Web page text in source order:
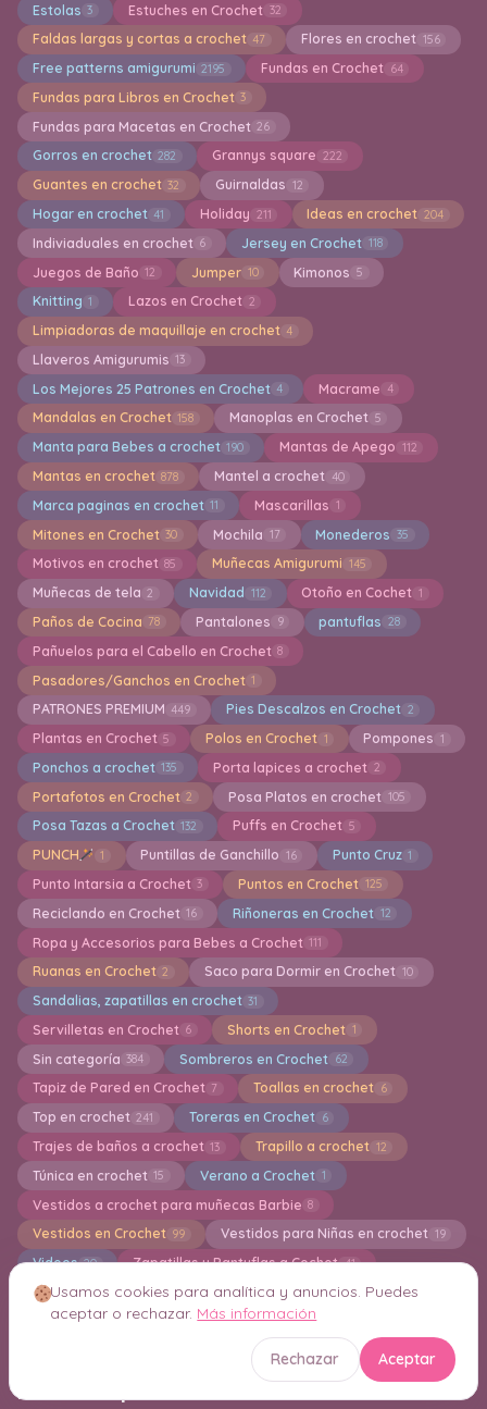
Estolas 3 Estuches en Crochet 32
Faldas largas y cortas a crochet 47 Flores en crochet 156
Free patterns amigurumi 2195 Fundas en Crochet 64
Fundas para Libros en Crochet 3
Fundas para Macetas en Crochet 26
Gorros en crochet 282 Grannys square 222
Guantes en crochet 32 Guirnaldas 12
Hogar en crochet 41 Holiday 211 Ideas en crochet 204
Indiviaduales en crochet 6 Jersey en Crochet 118
Juegos de Baño 12 Jumper 10 Kimonos 5
Knitting 1 Lazos en Crochet 2
Limpiadoras de maquillaje en crochet 4
Llaveros Amigurumis 13
Los Mejores 25 Patrones en Crochet 4 Macrame 4
Mandalas en Crochet 158 Manoplas en Crochet 5
Manta para Bebes a crochet 190 Mantas de Apego 112
Mantas en crochet 878 Mantel a crochet 40
Marca paginas en crochet 11 Mascarillas 1
Mitones en Crochet 30 Mochila 17 Monederos 35
Motivos en crochet 85 Muñecas Amigurumi 145
Muñecas de tela 2 Navidad 112 Otoño en Cochet 1
Paños de Cocina 78 Pantalones 9 pantuflas 28
Pañuelos para el Cabello en Crochet 8
Pasadores/Ganchos en Crochet 1
PATRONES PREMIUM 449 Pies Descalzos en Crochet 2
Plantas en Crochet 5 Polos en Crochet 1 Pompones 1
Ponchos a crochet 135 Porta lapices a crochet 2
Portafotos en Crochet 2 Posa Platos en crochet 105
Posa Tazas a Crochet 132 Puffs en Crochet 5
PUNCH 1 Puntillas de Ganchillo 16 Punto Cruz 1
Punto Intarsia a Crochet 3 Puntos en Crochet 125
Reciclando en Crochet 16 Riñoneras en Crochet 12
Ropa y Accesorios para Bebes a Crochet 111
Ruanas en Crochet 2 Saco para Dormir en Crochet 10
Sandalias, zapatillas en crochet 31
Servilletas en Crochet 6 Shorts en Crochet 1
Sin categoría 384 Sombreros en Crochet 62
Tapiz de Pared en Crochet 7 Toallas en crochet 6
Top en crochet 241 Toreras en Crochet 6
Trajes de baños a crochet 13 Trapillo a crochet 12
Túnica en crochet 15 Verano a Crochet 1
Vestidos a crochet para muñecas Barbie 8
Vestidos en Crochet 99 Vestidos para Niñas en crochet 19
Videos 20 Zapatillas y Pantuflas a Cochet 41
zapatos para bebés a crochet 36
Crochet Inteligente Consejos y Técnicas 21
Nube de etiquetas
Usamos cookies para analítica y anuncios. Puedes
aceptar o rechazar. Más información
Rechazar Aceptar